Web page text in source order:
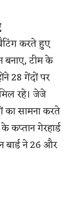
करते हुए
टीम के
28 गेंदों पर
रहे। जेजे
का सामना करते
गेरहार्ड
बार्ड ने 26 और